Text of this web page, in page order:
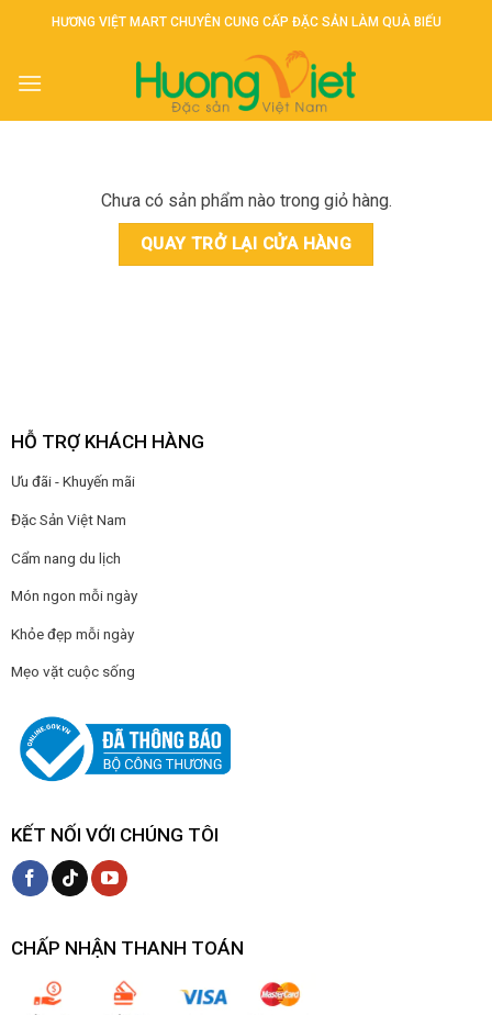
HƯƠNG VIỆT MART CHUYÊN CUNG CẤP ĐẶC SẢN LÀM QUÀ BIẾU
Chưa có sản phẩm nào trong giỏ hàng.
QUAY TRỞ LẠI CỬA HÀNG
HỖ TRỢ KHÁCH HÀNG
Ưu đãi - Khuyến mãi
Đặc Sản Việt Nam
Cẩm nang du lịch
Món ngon mỗi ngày
Khỏe đẹp mỗi ngày
Mẹo vặt cuộc sống
KẾT NỐI VỚI CHÚNG TÔI
CHẤP NHẬN THANH TOÁN